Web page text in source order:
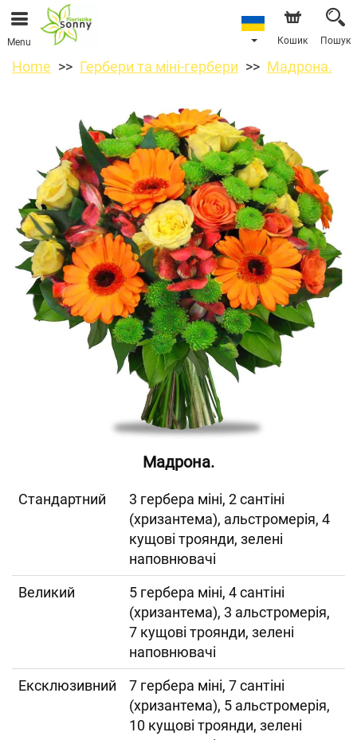
Menu Кошик Пошук
Home Гербери та міні-гербери Мадрона.
Мадрона.
Cтандартний
3 гербера міні, 2 сантіні
(хризантема), альстромерія, 4
кущові троянди, зелені
наповнювачі
Великий
5 гербера міні, 4 сантіні
(хризантема), 3 альстромерія,
7 кущові троянди, зелені
наповнювачі
Ексклюзивний
7 гербера міні, 7 сантіні
(хризантема), 5 альстромерія,
10 кущові троянди, зелені